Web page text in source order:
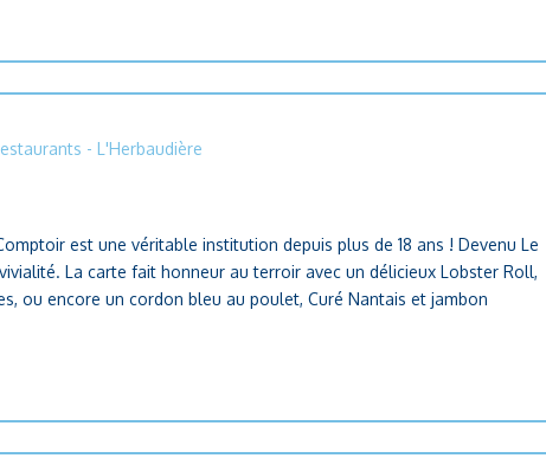
- L'Herbaudière
est une véritable institution depuis plus de 18 ans ! Devenu Le
La carte fait honneur au terroir avec un délicieux Lobster Roll,
ou encore un cordon bleu au poulet, Curé Nantais et jambon